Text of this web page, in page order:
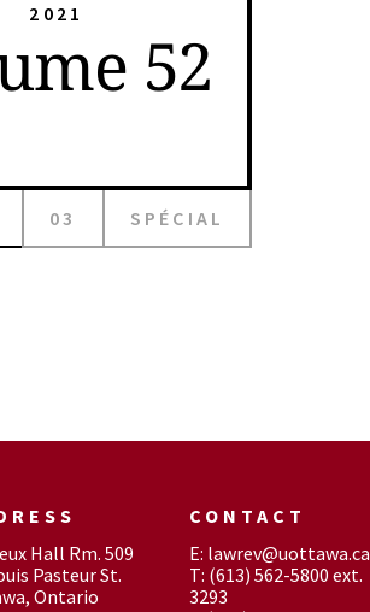
2021
52
03 SPÉCIAL
Hall Rm. 509
Pasteur St.
Ontario
CONTACT
E: lawrev@uottawa.ca
T: (613) 562-5800 ext.
3293